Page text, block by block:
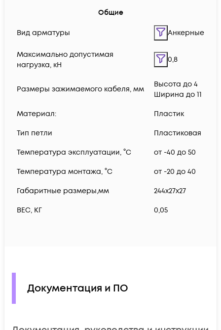
Общие
Вид арматуры Анкерные
Максимально допустимая
нагрузка, кН
0,8
Размеры зажимаемого кабеля, мм
Высота до 4
Ширина до 11
Материал: Пластик
Тип петли Пластиковая
Температура эксплуатации, °C от -40 до 50
Температура монтажа, °C от -20 до 40
Габаритные размеры,мм 244х27х27
ВЕС, КГ 0,05
Документация и ПО